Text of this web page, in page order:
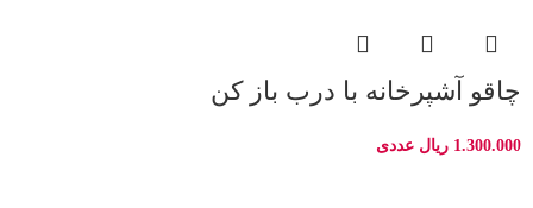
چاقو آشپرخانه با درب باز کن
1.300.000 ریال عددی